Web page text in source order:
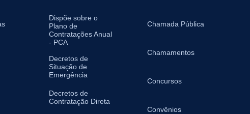
Dispõe sobre o
Plano de
Contratações Anual
- PCA
Decretos de
Situação de
Emergência
Decretos de
Contratação Direta
Chamada Pública
Chamamentos
Concursos
Convênios